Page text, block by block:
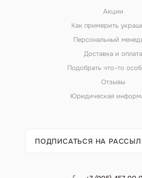
Акции
Как примерить
Персональный
Доставка и оплата
Подобрать что-то
Отзывы
Юридическая
ПОДПИСАТЬСЯ НА